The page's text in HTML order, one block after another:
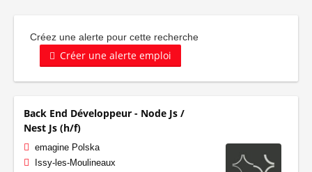
Créez une alerte pour cette recherche
Créer une alerte emploi
Back End Développeur - Node Js /
Nest Js (h/f)
emagine Polska
Issy-les-Moulineaux